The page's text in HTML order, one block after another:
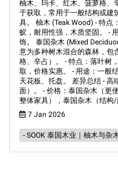
柚木、玛卡、红木、菠萝格、
于获取，常用于一般结构或建
具。 柚木 (Teak Wood) - 特点
蚁，耐用性强，木质坚固。 -
饰。 泰国杂木 (Mixed
意为多种树木混合的森林，包
格、辛占）。 - 特点：落叶树
取，价格实惠。 - 用途：一般
天花板、托盘。 差异总结 -
面）。 - 价格：泰国杂木（更
整体家具），泰国杂木（结构/
7 Jan 2026
- SOOK 泰国木业｜柚木与杂